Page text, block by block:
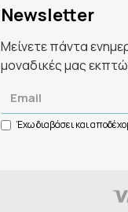
Newsletter
Μείνετε πάντα
μοναδικές μας
Έχω διαβάσει και